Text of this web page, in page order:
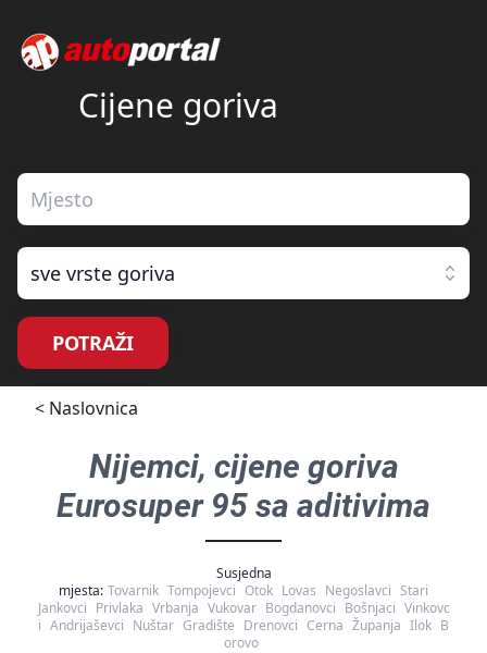
Cijene goriva
sve vrste goriva
POTRAŽI
< Naslovnica
Nijemci, cijene goriva
Eurosuper 95 sa aditivima
Susjedna
mjesta: Tovarnik Tompojevci Otok Lovas Negoslavci Stari
Jankovci Privlaka Vrbanja Vukovar Bogdanovci Bošnjaci Vinkovc
i Andrijaševci Nuštar Gradište Drenovci Cerna Županja Ilok B
orovo